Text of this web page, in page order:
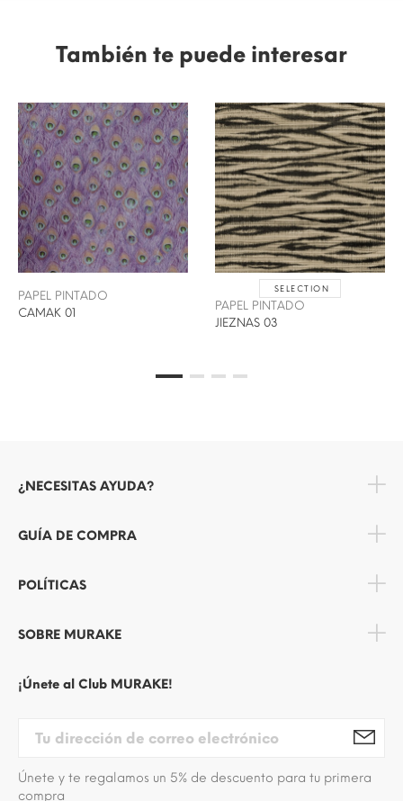
También te puede interesar
PAPEL PINTADO
CAMAK 01
SELECTION
PAPEL PINTADO
JIEZNAS 03
¿NECESITAS AYUDA?
GUÍA DE COMPRA
POLÍTICAS
SOBRE MURAKE
¡Únete al Club MURAKE!
Únete y te regalamos un 5% de descuento para tu primera
compra